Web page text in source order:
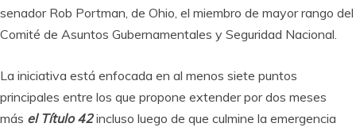
senador Rob Portman, de Ohio, el miembro de mayor rango del
Comité de Asuntos Gubernamentales y Seguridad Nacional.
La iniciativa está enfocada en al menos siete puntos
principales entre los que propone extender por dos meses
más el Título 42incluso luego de que culmine la emergencia